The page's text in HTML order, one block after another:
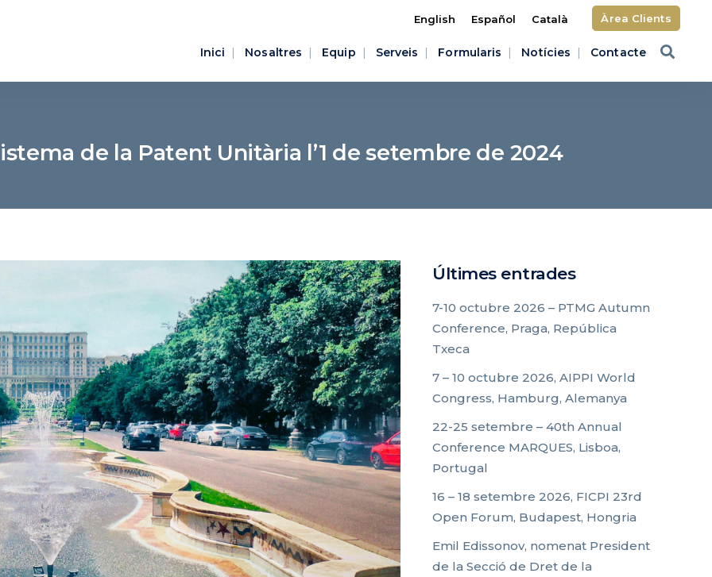
English Español Català Àrea Clients
Inici Nosaltres Equip Serveis Formularis Notícies Contacte
de la Patent Unitària l’1 de setembre de 2024
Últimes entrades
7-10 octubre 2026 – PTMG Autumn
Conference, Praga, República
Txeca
7 – 10 octubre 2026, AIPPI World
Congress, Hamburg, Alemanya
22-25 setembre – 40th Annual
Conference MARQUES, Lisboa,
Portugal
16 – 18 setembre 2026, FICPI 23rd
Open Forum, Budapest, Hongria
Emil Edissonov, nomenat President
de la Secció de Dret de la